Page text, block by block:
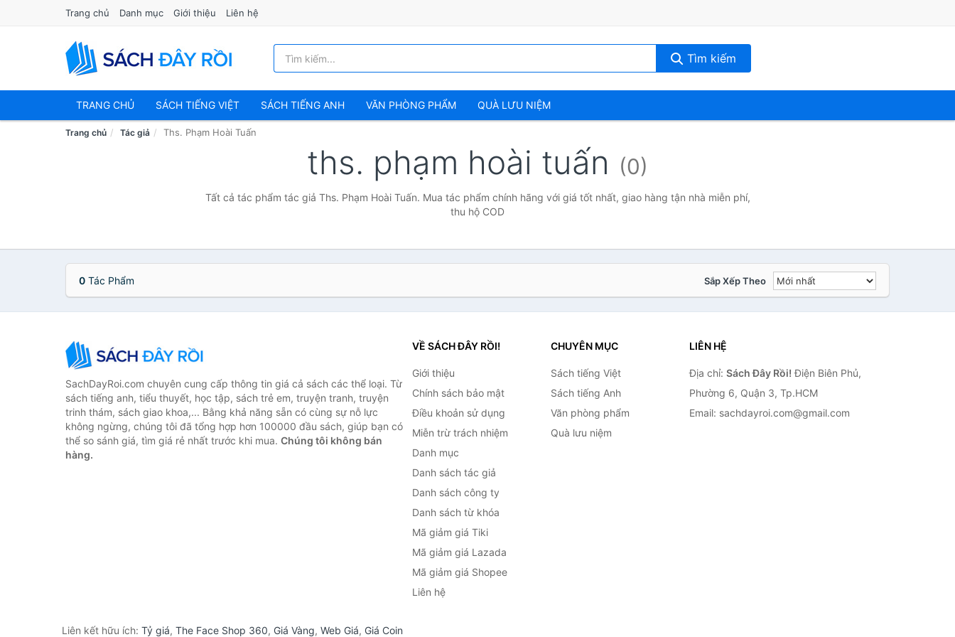
Trang chủ Danh mục Giới thiệu Liên hệ
Tìm kiếm
TRANG CHỦ SÁCH TIẾNG VIỆT SÁCH TIẾNG ANH VĂN PHÒNG PHẨM QUÀ LƯU NIỆM
Trang chủ Tác giả Ths. Phạm Hoài Tuấn
ths. phạm hoài tuấn (0)
Tất cả tác phẩm tác giả Ths. Phạm Hoài Tuấn. Mua tác phẩm chính hãng với giá tốt nhất, giao hàng tận nhà miễn phí,
thu hộ COD
0 Tác Phẩm Sắp Xếp Theo
SachDayRoi.com chuyên cung cấp thông tin giá cả sách các thể loại. Từ
sách tiếng anh, tiểu thuyết, học tập, sách trẻ em, truyện tranh, truyện
trinh thám, sách giao khoa,... Bằng khả năng sẵn có cùng sự nỗ lực
không ngừng, chúng tôi đã tổng hợp hơn 100000 đầu sách, giúp bạn có
thể so sánh giá, tìm giá rẻ nhất trước khi mua. Chúng tôi không bán
hàng.
VỀ SÁCH ĐÂY RỒI!
Giới thiệu
Chính sách bảo mật
Điều khoản sử dụng
Miễn trừ trách nhiệm
Danh mục
Danh sách tác giả
Danh sách công ty
Danh sách từ khóa
Mã giảm giá Tiki
Mã giảm giá Lazada
Mã giảm giá Shopee
Liên hệ
CHUYÊN MỤC
Sách tiếng Việt
Sách tiếng Anh
Văn phòng phẩm
Quà lưu niệm
LIÊN HỆ
Địa chỉ: Sách Đây Rồi! Điện Biên Phủ,
Phường 6, Quận 3, Tp.HCM
Email: sachdayroi.com@gmail.com
Liên kết hữu ích: Tỷ giá, The Face Shop 360, Giá Vàng, Web Giá, Giá Coin